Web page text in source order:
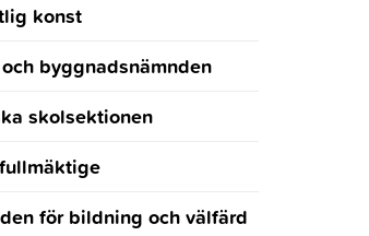
konst
byggnadsnämnden
skolsektionen
för bildning och välfärd